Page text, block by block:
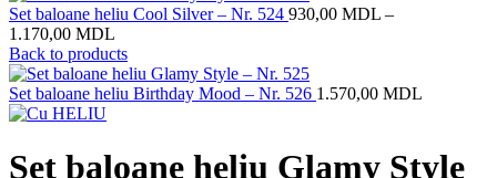
Set baloane heliu Cool Silver – Nr. 524 930,00 MDL –
1.170,00 MDL
Back to products
Set baloane heliu Birthday Mood – Nr. 526 1.570,00 MDL
Set baloane heliu Glamy Style